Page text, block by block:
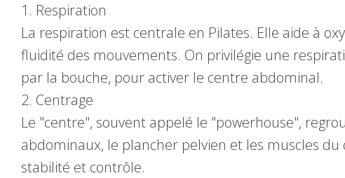
1. Respiration
La respiration est centrale en Pilates. Elle aide à
fluidité des mouvements. On privilégie une
par la bouche, pour activer le centre abdominal.
2. Centrage
Le "centre", souvent appelé le "powerhouse",
abdominaux, le plancher pelvien et les muscles
stabilité et contrôle.